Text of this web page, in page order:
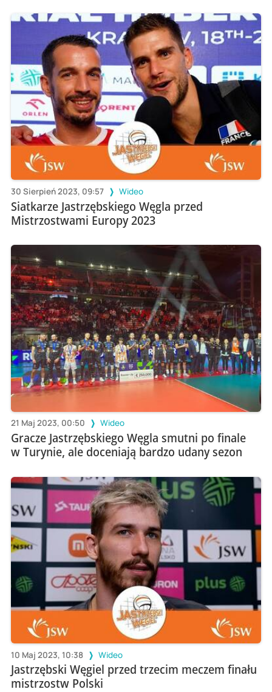
30 Sierpień 2023, 09:57 Wideo
Siatkarze Jastrzębskiego Węgla przed
Mistrzostwami Europy 2023
21 Maj 2023, 00:50 Wideo
Gracze Jastrzębskiego Węgla smutni po finale
w Turynie, ale doceniają bardzo udany sezon
10 Maj 2023, 10:38 Wideo
Jastrzębski Węgiel przed trzecim meczem finału
mistrzostw Polski